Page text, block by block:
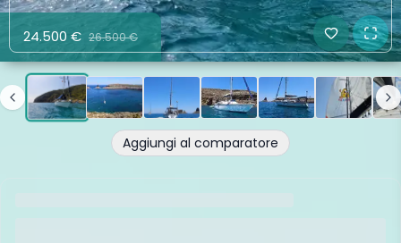
24.500 € 26.500 €
Aggiungi al comparatore